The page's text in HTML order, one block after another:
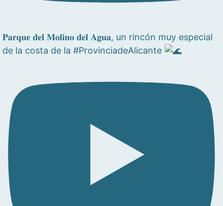
𝐏𝐚𝐫𝐪𝐮𝐞 𝐝𝐞𝐥 𝐌𝐨𝐥𝐢𝐧𝐨 𝐝𝐞𝐥 𝐀𝐠𝐮𝐚, un rincón muy especial
de la costa de la #ProvinciadeAlicante